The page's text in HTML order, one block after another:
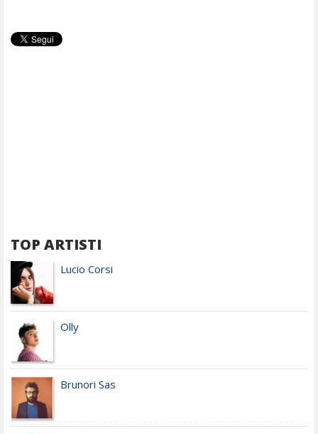
TOP ARTISTI
Lucio Corsi
Olly
Brunori Sas